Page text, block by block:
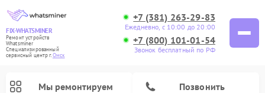
FIX-WHATSMINER
Ремонт устройств
Whatsminer
Специализированный
cервисный центр г.Омск
+7 (381) 263-29-83
Ежедневно, с 10:00 до 20:00
+7 (800) 101-01-54
Звонок бесплатный по РФ
Мы ремонтируем Позвонить